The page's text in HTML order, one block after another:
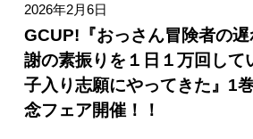
2026年2月6日
GCUP!『おっさん冒険者の
謝の素振りを１日１万回して
子入り志願にやってきた』1
念フェア開催！！